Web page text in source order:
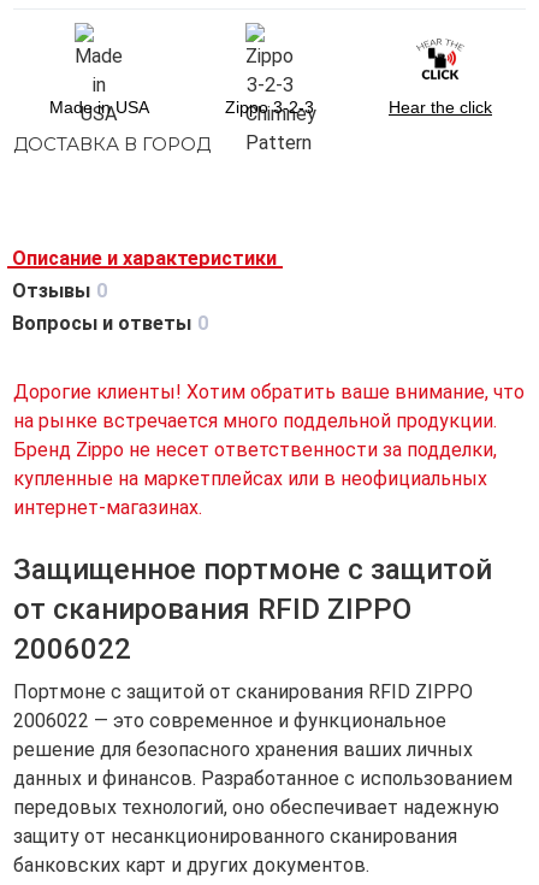
Made in USA Zippo 3-2-3 Hear the click
ДОСТАВКА В ГОРОД
Описание и характеристики
Отзывы 0
Вопросы и ответы 0
Дорогие клиенты! Хотим обратить ваше внимание, что
на рынке встречается много поддельной продукции.
Бренд Zippo не несет ответственности за подделки,
купленные на маркетплейсах или в неофициальных
интернет-магазинах.
Защищенное портмоне с защитой
от сканирования RFID ZIPPO
2006022
Портмоне с защитой от сканирования RFID ZIPPO
2006022 — это современное и функциональное
решение для безопасного хранения ваших личных
данных и финансов. Разработанное с использованием
передовых технологий, оно обеспечивает надежную
защиту от несанкционированного сканирования
банковских карт и других документов.